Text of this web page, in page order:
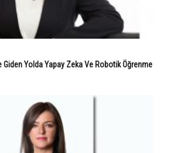
Giden Yolda Yapay Zeka Ve Robotik Öğrenme